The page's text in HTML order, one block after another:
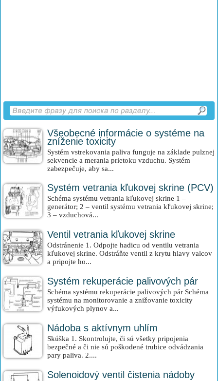
Všeobecné informácie o systéme na
zníženie toxicity
Systém vstrekovania paliva funguje na základe pulznej
sekvencie a merania prietoku vzduchu. Systém
zabezpečuje, aby sa...
Systém vetrania kľukovej skrine (PCV)
Schéma systému vetrania kľukovej skrine 1 –
generátor; 2 – ventil systému vetrania kľukovej skrine;
3 – vzduchová...
Ventil vetrania kľukovej skrine
Odstránenie 1. Odpojte hadicu od ventilu vetrania
kľukovej skrine. Odstráňte ventil z krytu hlavy valcov
a pripojte ho...
Systém rekuperácie palivových pár
Schéma systému rekuperácie palivových pár Schéma
systému na monitorovanie a znižovanie toxicity
výfukových plynov a...
Nádoba s aktívnym uhlím
Skúška 1. Skontrolujte, či sú všetky pripojenia
bezpečné a či nie sú poškodené trubice odvádzania
pary paliva. 2....
Solenoidový ventil čistenia nádoby